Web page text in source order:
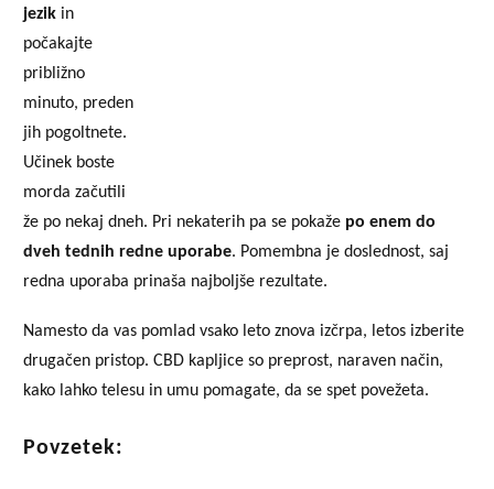
jezik in
počakajte
približno
minuto, preden
jih pogoltnete.
Učinek boste
morda začutili
že po nekaj dneh. Pri nekaterih pa se pokaže po enem do
dveh tednih redne uporabe. Pomembna je doslednost, saj
redna uporaba prinaša najboljše rezultate.
Namesto da vas pomlad vsako leto znova izčrpa, letos izberite
drugačen pristop. CBD kapljice so preprost, naraven način,
kako lahko telesu in umu pomagate, da se spet povežeta.
Povzetek: